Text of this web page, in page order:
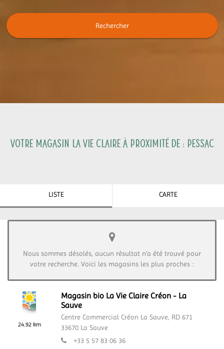
Rechercher
Votre magasin La Vie Claire à proximité de : Pessac
LISTE CARTE
Nous sommes désolés, aucun résultat n’a été trouvé pour
votre recherche. Voici les magasins les plus proches :
24.92 km
Magasin bio La Vie Claire Créon - La
Sauve
Centre Commercial Créon La Sauve, RD 671
33670 La Sauve
+33 5 57 83 06 36